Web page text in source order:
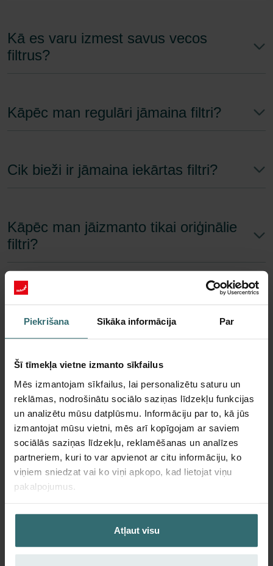
Piekrišana Sīkāka informācija Par
Šī tīmekļa vietne izmanto sīkfailus
Mēs izmantojam sīkfailus, lai personalizētu saturu un
reklāmas, nodrošinātu sociālo saziņas līdzekļu funkcijas
un analizētu mūsu datplūsmu. Informāciju par to, kā jūs
izmantojat mūsu vietni, mēs arī kopīgojam ar saviem
sociālās saziņas līdzekļu, reklamēšanas un analīzes
partneriem, kuri to var apvienot ar citu informāciju, ko
viņiem sniedzat vai ko viņi apkopo, kad lietojat viņu
pakalpojumus.
Atļaut visu
Kā es varu izmest savus vecos
filtrus?
Kāpēc man regulāri jāmaina filtri?
Cik bieži ir jāmaina iekārtas filtri?
Kāpēc man jāizmanto tikai oriģinālie
filtri?
Kāds kurjerpasta pakalpojumu
sniedzējs tiek izmantots produktu
piegādei un cik lielas ir piegādes
Mana sūtījuma nav, ko man darīt?
Cik ilgi ilgst piegāde?
Kā ieiet sistēmā?